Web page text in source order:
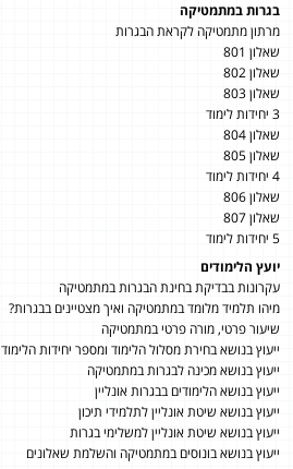
בגרות במתמטיקה
מרתון מתמטיקה לקראת הבגרות
שאלון 801
שאלון 802
שאלון 803
3 יחידות לימוד
שאלון 804
שאלון 805
4 יחידות לימוד
שאלון 806
שאלון 807
5 יחידות לימוד
יועץ הלימודים
עקרונות בבדיקת בחינת הבגרות במתמטיקה
מיהו תלמיד מלומד במתמטיקה ואיך מצטיינים בבגרות?
שיעור פרטי, מורה פרטי במתמטיקה
ייעוץ בנושא בחירת מסלול הלימוד ומספר יחידות הלימוד
ייעוץ בנושא מכינה לבגרות במתמטיקה
ייעוץ בנושא הלימודים בבגרות אונליין
ייעוץ בנושא שיטת אונליין לתלמידי תיכון
ייעוץ בנושא שיטת אונליין למשלימי בגרות
ייעוץ בנושא בונוסים במתמטיקה והשלמת שאלונים